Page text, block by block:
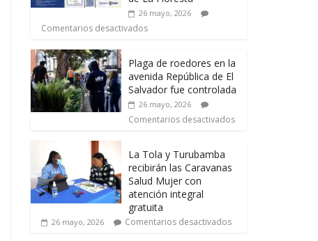
26 mayo, 2026
Comentarios desactivados
Plaga de roedores en la
avenida República de El
Salvador fue controlada
26 mayo, 2026
Comentarios desactivados
La Tola y Turubamba
recibirán las Caravanas
Salud Mujer con
atención integral
gratuita
26 mayo, 2026 Comentarios desactivados